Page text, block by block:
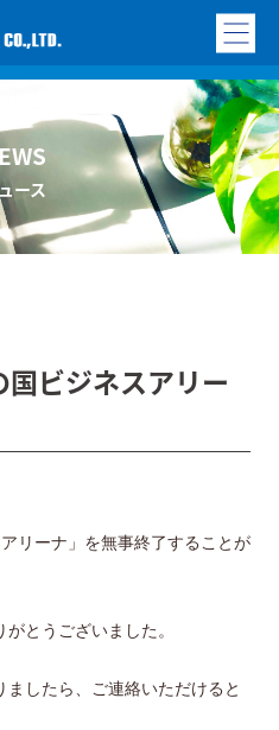
ース
ビジネスアリー
リーナ」を無事終了することが
とうございました。
したら、ご連絡いただけると